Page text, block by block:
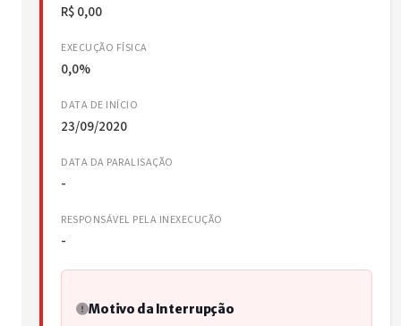
R$ 0,00
EXECUÇÃO FÍSICA
0,0%
DATA DE INÍCIO
23/09/2020
DATA DA PARALISAÇÃO
-
RESPONSÁVEL PELA INEXECUÇÃO
-
Motivo da Interrupção